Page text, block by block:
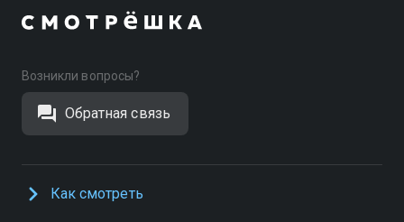
Возникли вопросы?
Обратная связь
Как смотреть